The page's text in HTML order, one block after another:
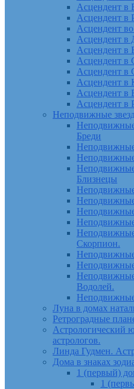
Асцендент в
Асцендент в
Асцендент
Асцендент в
Асцендент в
Асцендент в
Асцендент в
Асцендент в
Асцендент в
Асцендент в
Неподвижные
Неподвижные
Бреди
Неподвижные
Неподвижные
Близнецы
Неподвижные
Неподвижные
Неподвижные
Неподвижные
Скорпион.
Неподвижные
Неподвижные
Неподвижные
Водолей.
Луна в домах
Ретроградные
Астрологический
астрологов.
Линда Гудмен.
Дома в знаках
1 (первый)
1